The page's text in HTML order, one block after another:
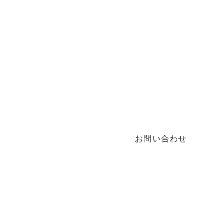
お問い合わせ